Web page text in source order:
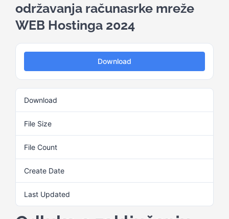
Kalendar aktivnosti
Edukativni materijali
Publikacije
Novosti
održavanja računasrke mreže
WEB Hostinga 2024
Download
Download
File Size
File Count
Create Date
Last Updated